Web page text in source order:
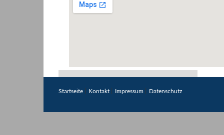
Startseite Kontakt Impressum Datenschutz